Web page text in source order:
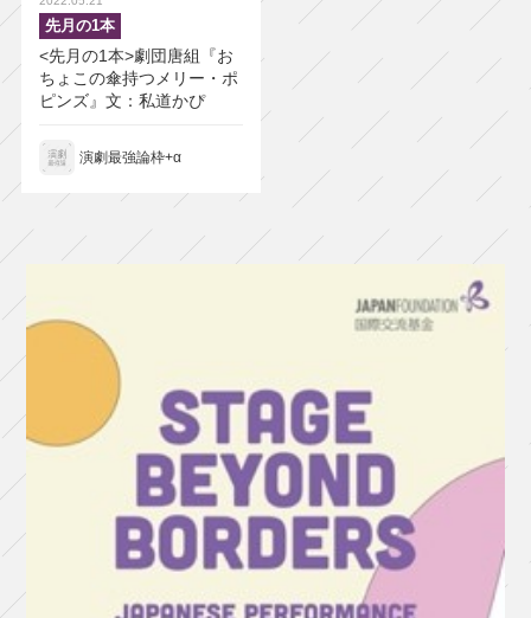
先月の1本
<先月の1本>劇団唐組『お
ちょこの傘持つメリー・ポ
ピンズ』文：私道かぴ
演劇最強論枠+α